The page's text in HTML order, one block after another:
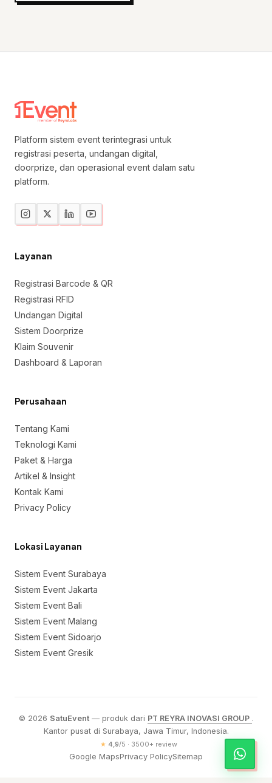
Platform sistem event terintegrasi untuk
registrasi peserta, undangan digital,
doorprize, dan operasional event dalam satu
platform.
Layanan
Registrasi Barcode & QR
Registrasi RFID
Undangan Digital
Sistem Doorprize
Klaim Souvenir
Dashboard & Laporan
Perusahaan
Tentang Kami
Teknologi Kami
Paket & Harga
Artikel & Insight
Kontak Kami
Privacy Policy
Lokasi Layanan
Sistem Event Surabaya
Sistem Event Jakarta
Sistem Event Bali
Sistem Event Malang
Sistem Event Sidoarjo
Sistem Event Gresik
© 2026 SatuEvent— produk dari PT REYRA INOVASI GROUP .
Kantor pusat di Surabaya, Jawa Timur, Indonesia.
★ 4,9/5 · 3500+ review
Google MapsPrivacy PolicySitemap